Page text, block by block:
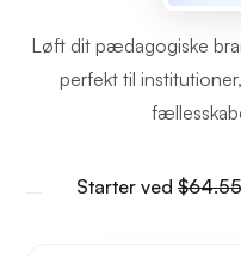
Løft dit pædagogiske
perfekt til
Starter ved $64.55